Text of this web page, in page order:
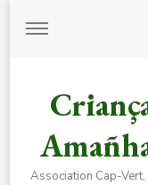
Association Cap-